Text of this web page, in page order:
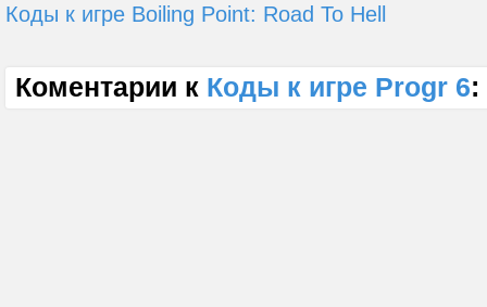
Коды к игре Boiling Point: Road To Hell
Коментарии к Коды к игре Progr 6: